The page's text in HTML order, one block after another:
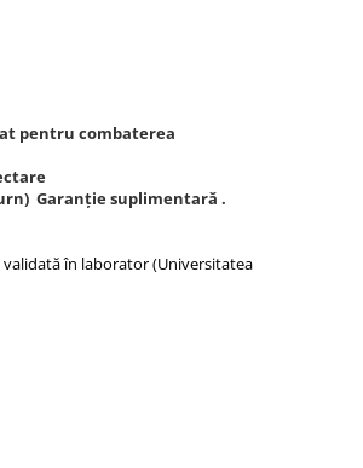
pentru combaterea
Garanție suplimentară .
în laborator (Universitatea